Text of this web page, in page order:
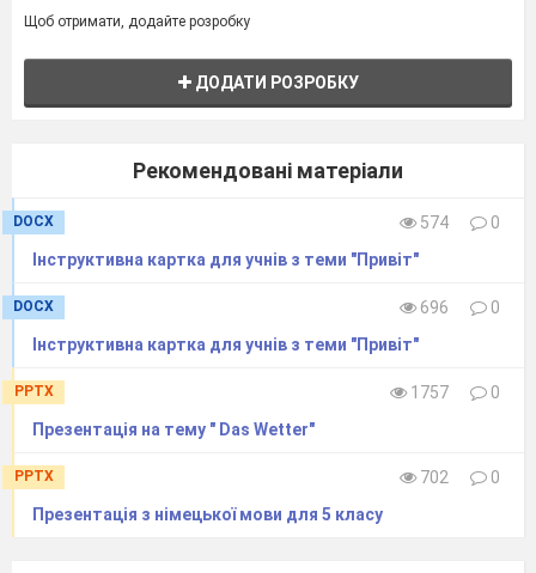
Щоб отримати, додайте розробку
ДОДАТИ РОЗРОБКУ
Рекомендовані матеріали
DOCX 574
0
Інструктивна картка для учнів з теми "Привіт"
DOCX 696
0
Інструктивна картка для учнів з теми "Привіт"
PPTX 1757
0
Презентація на тему " Das Wetter"
PPTX 702
0
Презентація з німецької мови для 5 класу